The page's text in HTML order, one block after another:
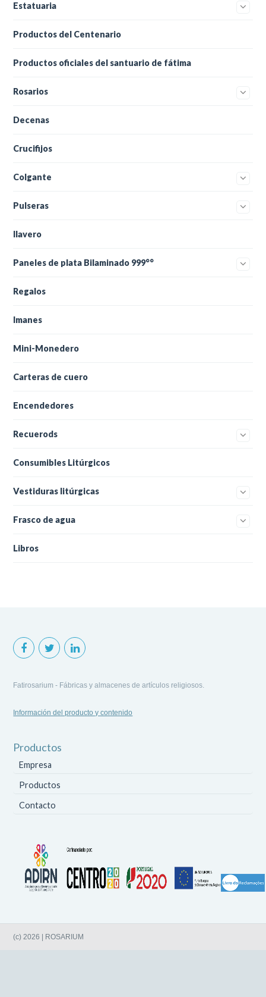
Estatuaria
Productos del Centenario
Productos oficiales del santuario de fátima
Rosarios
Decenas
Crucifijos
Colgante
Pulseras
llavero
Paneles de plata Bilaminado 999°°
Regalos
Imanes
Mini-Monedero
Carteras de cuero
Encendedores
Recuerods
Consumibles Litúrgicos
Vestiduras litúrgicas
Frasco de agua
Libros
Fatirosarium - Fábricas y almacenes de artículos religiosos.
Información del producto y contenido
Productos
Empresa
Productos
Contacto
(c) 2026 | ROSARIUM